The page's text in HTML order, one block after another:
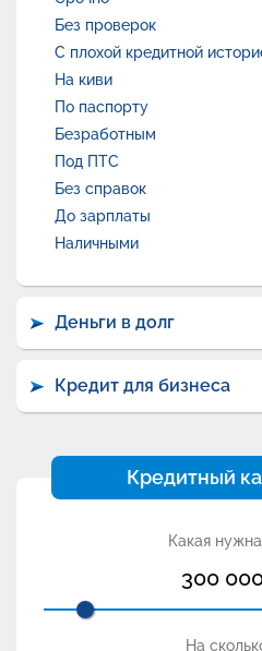
Без проверок
С плохой кредитной
На киви
По паспорту
Безработным
Под ПТС
Без справок
До зарплаты
Наличными
Деньги в долг
Кредит для бизнеса
Кредитный
Какая
300
На